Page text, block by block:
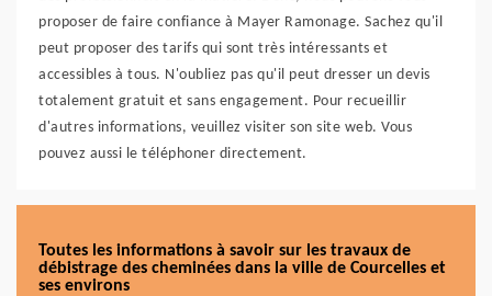
proposer de faire confiance à Mayer Ramonage. Sachez qu'il
peut proposer des tarifs qui sont très intéressants et
accessibles à tous. N'oubliez pas qu'il peut dresser un devis
totalement gratuit et sans engagement. Pour recueillir
d'autres informations, veuillez visiter son site web. Vous
pouvez aussi le téléphoner directement.
Toutes les informations à savoir sur les travaux de
débistrage des cheminées dans la ville de Courcelles et
ses environs